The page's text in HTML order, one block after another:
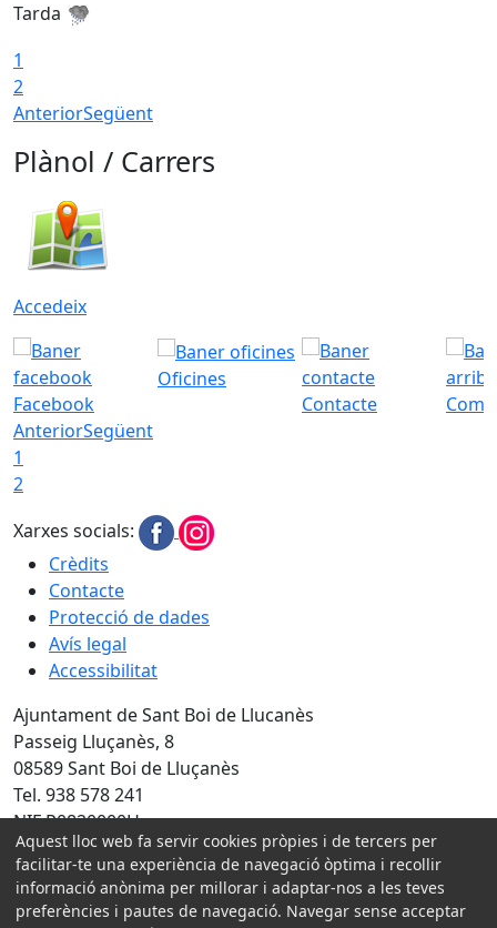
Tarda
1
2
AnteriorSegüent
Plànol / Carrers
Accedeix
Facebook
Oficines
Contacte
Com
AnteriorSegüent
1
2
Xarxes socials:
Crèdits
Contacte
Protecció de dades
Avís legal
Accessibilitat
Ajuntament de Sant Boi de Llucanès
Passeig Lluçanès, 8
08589 Sant Boi de Lluçanès
Tel. 938 578 241
NIF P0820000H
Amb la col·laboració de:
Aquest lloc web fa servir cookies pròpies i de tercers per
facilitar-te una experiència de navegació òptima i recollir
informació anònima per millorar i adaptar-nos a les teves
preferències i pautes de navegació. Navegar sense acceptar